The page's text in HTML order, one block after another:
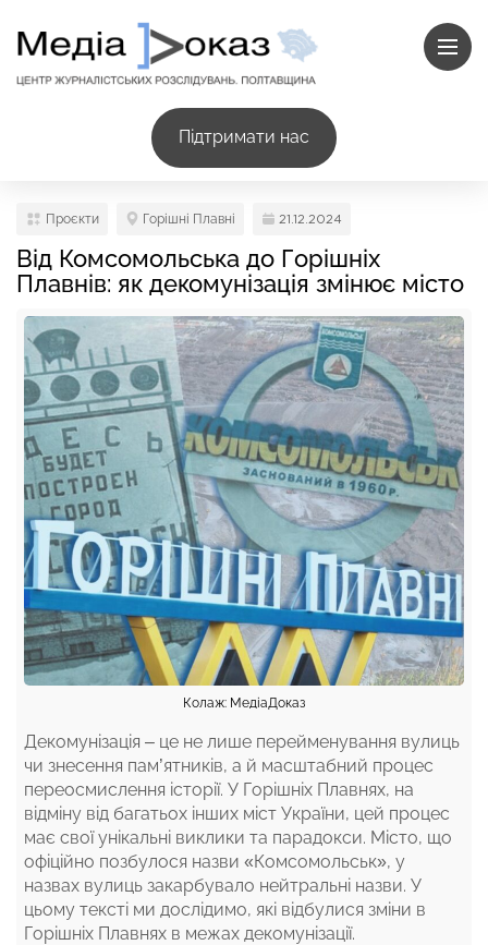
Підтримати нас
Проєкти Горішні Плавні 21.12.2024
Від Комсомольська до Горішніх
Плавнів: як декомунізація змінює місто
Колаж: МедіаДоказ
Декомунізація – це не лише перейменування вулиць
чи знесення пам’ятників, а й масштабний процес
переосмислення історії. У Горішніх Плавнях, на
відміну від багатьох інших міст України, цей процес
має свої унікальні виклики та парадокси. Місто, що
офіційно позбулося назви «Комсомольськ», у
назвах вулиць закарбувало нейтральні назви. У
цьому тексті ми дослідимо, які відбулися зміни в
Горішніх Плавнях в межах декомунізації.